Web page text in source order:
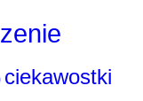
ciekawostki